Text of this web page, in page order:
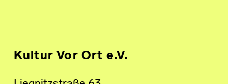
Kultur Vor Ort e.V.